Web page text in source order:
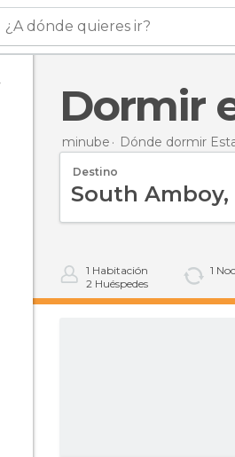
¿A dónde quieres ir?
minube Dónde dormir
Destino
1 Habitación
2 Huéspedes
1